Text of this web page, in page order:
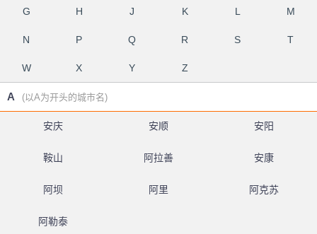
G H J K L M
N P Q R S T
W X Y Z
A (以A为开头的城市名)
安庆 安顺 安阳
鞍山 阿拉善 安康
阿坝 阿里 阿克苏
阿勒泰